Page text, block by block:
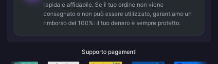
rapida e affidabile. Se il tuo ordine non viene
consegnato o non può essere utilizzato, garantiamo un
rimborso del 100%: il tuo denaro è sempre protetto.
Supporto pagamenti